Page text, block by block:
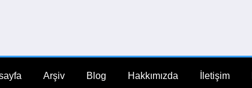
Arşiv Blog Hakkımızda İletişim